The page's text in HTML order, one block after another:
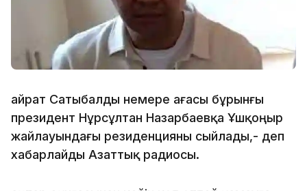
Қайрат Сатыбалды немере ағасы бұрынғы
президент Нұрсұлтан Назарбаевқа Ұшқоңыр
жайлауындағы резиденцияны сыйлады,- деп
хабарлайды Азаттық радиосы.